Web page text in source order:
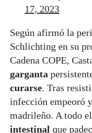
17, 2023
Según afirmó la
Schlichting en su
Cadena COPE,
garganta
curarse. Tras
infección empeoró
madrileño. A todo
intestinal que